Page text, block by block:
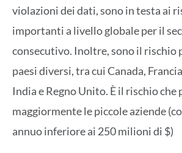
violazioni dei dati, sono in testa ai
importanti a livello globale per il
consecutivo. Inoltre, sono il rischio
paesi diversi, tra cui Canada,
India e Regno Unito. È il rischio che
maggiormente le piccole aziende
annuo inferiore ai 250 milioni di $)